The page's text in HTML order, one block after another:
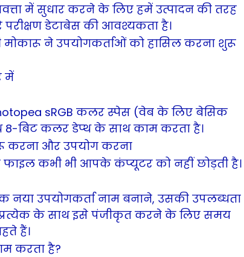
में सुधार करने के लिए हमें उत्पादन की तरह
डेटाबेस की आवश्यकता है।
ने उपयोगकर्ताओं को हासिल करना शुरू
में
sRGB कलर स्पेस (वेब ​​के लिए बेसिक
बिट कलर डेप्थ के साथ काम करता है।
करना और उपयोग करना
कभी भी आपके कंप्यूटर को नहीं छोड़ती है।
नया उपयोगकर्ता नाम बनाने, उसकी उपलब्धता
के साथ इसे पंजीकृत करने के लिए समय
हैं।
करता है?